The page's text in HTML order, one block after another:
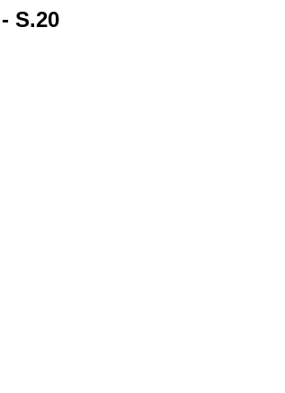
- S.20